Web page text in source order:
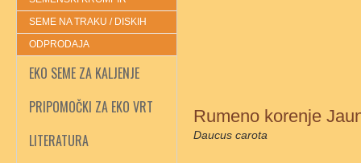
SEME NA TRAKU / DISKIH
ODPRODAJA
EKO SEME ZA KALJENJE
PRIPOMOČKI ZA EKO VRT
LITERATURA
Rumeno korenje
Daucus carota